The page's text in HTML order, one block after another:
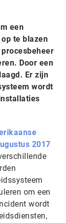
een
te blazen
Door een
Er zijn
wordt
2017
om een
wordt